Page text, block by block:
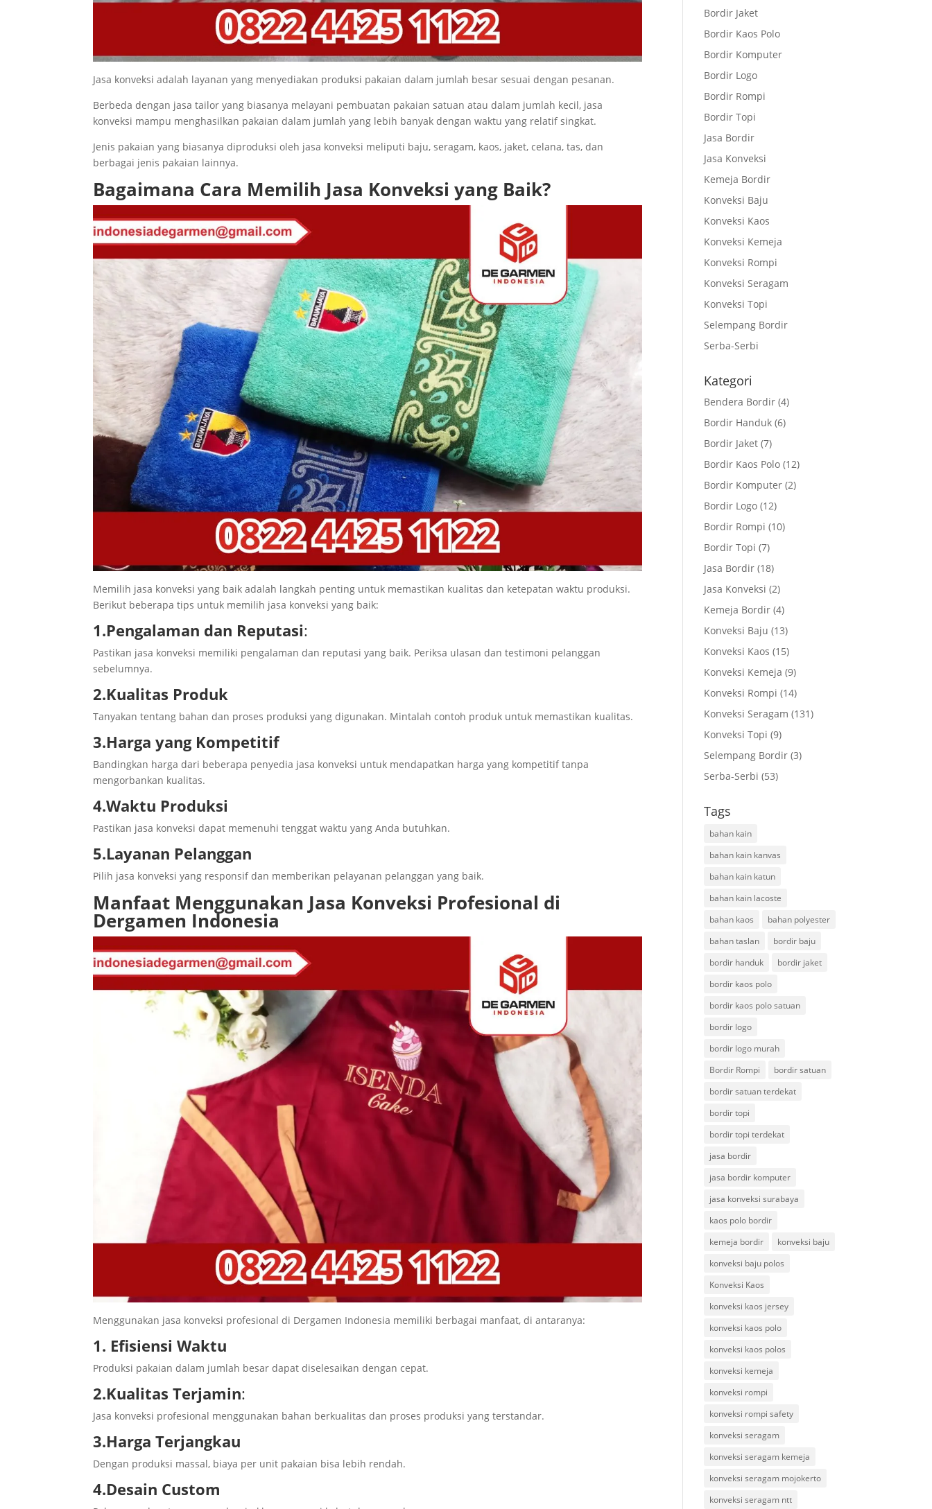
Jasa konveksi adalah layanan yang menyediakan produksi pakaian dalam jumlah besar sesuai dengan pesanan.
Berbeda dengan jasa tailor yang biasanya melayani pembuatan pakaian satuan atau dalam jumlah kecil, jasa
konveksi mampu menghasilkan pakaian dalam jumlah yang lebih banyak dengan waktu yang relatif singkat.
Jenis pakaian yang biasanya diproduksi oleh jasa konveksi meliputi baju, seragam, kaos, jaket, celana, tas, dan
berbagai jenis pakaian lainnya.
Bagaimana Cara Memilih Jasa Konveksi yang Baik?
Memilih jasa konveksi yang baik adalah langkah penting untuk memastikan kualitas dan ketepatan waktu produksi.
Berikut beberapa tips untuk memilih jasa konveksi yang baik:
1.Pengalaman dan Reputasi:
Pastikan jasa konveksi memiliki pengalaman dan reputasi yang baik. Periksa ulasan dan testimoni pelanggan
sebelumnya.
2.Kualitas Produk
Tanyakan tentang bahan dan proses produksi yang digunakan. Mintalah contoh produk untuk memastikan kualitas.
3.Harga yang Kompetitif
Bandingkan harga dari beberapa penyedia jasa konveksi untuk mendapatkan harga yang kompetitif tanpa
mengorbankan kualitas.
4.Waktu Produksi
Pastikan jasa konveksi dapat memenuhi tenggat waktu yang Anda butuhkan.
5.Layanan Pelanggan
Pilih jasa konveksi yang responsif dan memberikan pelayanan pelanggan yang baik.
Manfaat Menggunakan Jasa Konveksi Profesional di
Dergamen Indonesia
Menggunakan jasa konveksi profesional di Dergamen Indonesia memiliki berbagai manfaat, di antaranya:
1. Efisiensi Waktu
Produksi pakaian dalam jumlah besar dapat diselesaikan dengan cepat.
2.Kualitas Terjamin:
Jasa konveksi profesional menggunakan bahan berkualitas dan proses produksi yang terstandar.
3.Harga Terjangkau
Dengan produksi massal, biaya per unit pakaian bisa lebih rendah.
4.Desain Custom
Bordir Jaket
Bordir Kaos Polo
Bordir Komputer
Bordir Logo
Bordir Rompi
Bordir Topi
Jasa Bordir
Jasa Konveksi
Kemeja Bordir
Konveksi Baju
Konveksi Kaos
Konveksi Kemeja
Konveksi Rompi
Konveksi Seragam
Konveksi Topi
Selempang Bordir
Serba-Serbi
Kategori
Bendera Bordir (4)
Bordir Handuk (6)
Bordir Jaket (7)
Bordir Kaos Polo (12)
Bordir Komputer (2)
Bordir Logo (12)
Bordir Rompi (10)
Bordir Topi (7)
Jasa Bordir (18)
Jasa Konveksi (2)
Kemeja Bordir (4)
Konveksi Baju (13)
Konveksi Kaos (15)
Konveksi Kemeja (9)
Konveksi Rompi (14)
Konveksi Seragam (131)
Konveksi Topi (9)
Selempang Bordir (3)
Serba-Serbi (53)
Tags
bahan kain
bahan kain kanvas
bahan kain katun
bahan kain lacoste
bahan kaos
bahan polyester
bahan taslan
bordir baju
bordir handuk
bordir jaket
bordir kaos polo
bordir kaos polo satuan
bordir logo
bordir logo murah
Bordir Rompi
bordir satuan
bordir satuan terdekat
bordir topi
bordir topi terdekat
jasa bordir
jasa bordir komputer
jasa konveksi surabaya
kaos polo bordir
kemeja bordir
konveksi baju
konveksi baju polos
Konveksi Kaos
konveksi kaos jersey
konveksi kaos polo
konveksi kaos polos
konveksi kemeja
konveksi rompi
konveksi rompi safety
konveksi seragam
konveksi seragam kemeja
konveksi seragam mojokerto
konveksi seragam ntt